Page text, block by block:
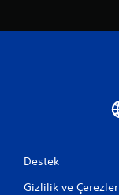
Destek
Gizlilik ve Çerezler